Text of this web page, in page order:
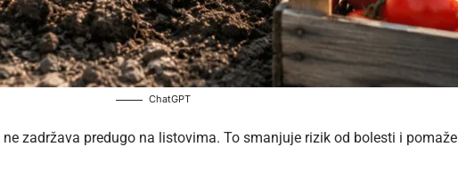
ChatGPT
zadržava predugo na listovima. To smanjuje rizik od bolesti i